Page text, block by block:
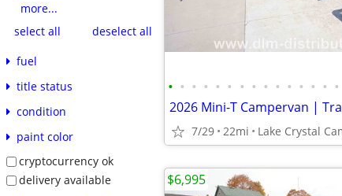
more...
select all
deselect all
fuel
title status
condition
paint color
cryptocurrency ok
delivery available
• • • • • • • • • • • • • • •
7/29 22mi Lake Crystal
$6,995